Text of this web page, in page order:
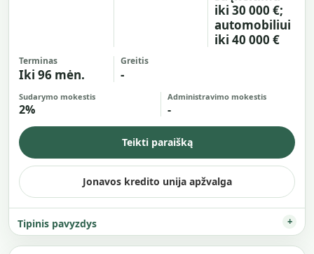
iki 30 000 €;
automobiliui
iki 40 000 €
Terminas
Iki 96 mėn.
Greitis
-
Sudarymo mokestis
2%
Administravimo mokestis
-
Teikti paraišką
Jonavos kredito unija apžvalga
Tipinis pavyzdys